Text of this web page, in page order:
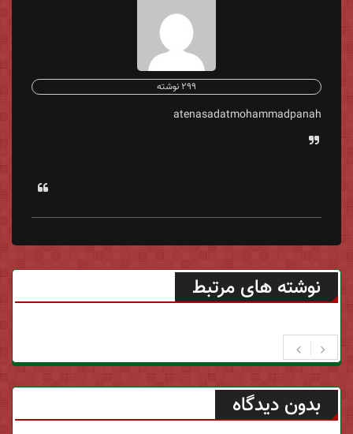
299 نوشته
atenasadatmohammadpanah
نوشته های مرتبط
بدون دیدگاه